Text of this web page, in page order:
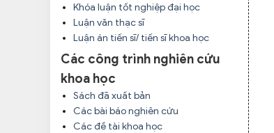
Khóa luận tốt nghiệp đại học
Luận văn thạc sĩ
Luận án tiến sĩ/ tiến sĩ khoa học
Các công trình nghiên cứu
khoa học
Sách đã xuất bản
Các bài báo nghiên cứu
Các đề tài khoa học